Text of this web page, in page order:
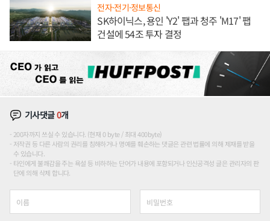
전자·전기·정보통신
SK하이닉스, 용인 'Y2' 팹과 청주 'M17' 팹
건설에 54조 투자 결정
기사댓글0개
200자까지 쓰실 수 있습니다. (현재 0 byte / 최대 400byte)
저작권 등 다른 사람의 권리를 침해하거나 명예를 훼손하는 댓글은 관련 법률에 의해 제재를 받을
수 있습니다.
타인에게 불쾌감을 주는 욕설 등 비하하는 단어가 내용에 포함되거나 인신공격성 글은 관리자의 판
단에 의해 삭제 합니다.